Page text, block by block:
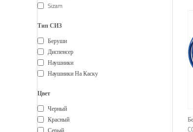
Sizam
Тип СИЗ
Беруши
Диспенсер
Наушники
Наушники На Каску
Цвет
Черный
Красный